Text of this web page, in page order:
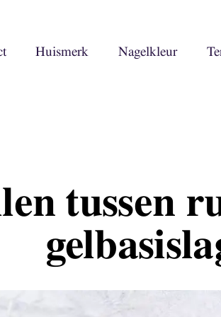
Huismerk Nagelkleur
tussen